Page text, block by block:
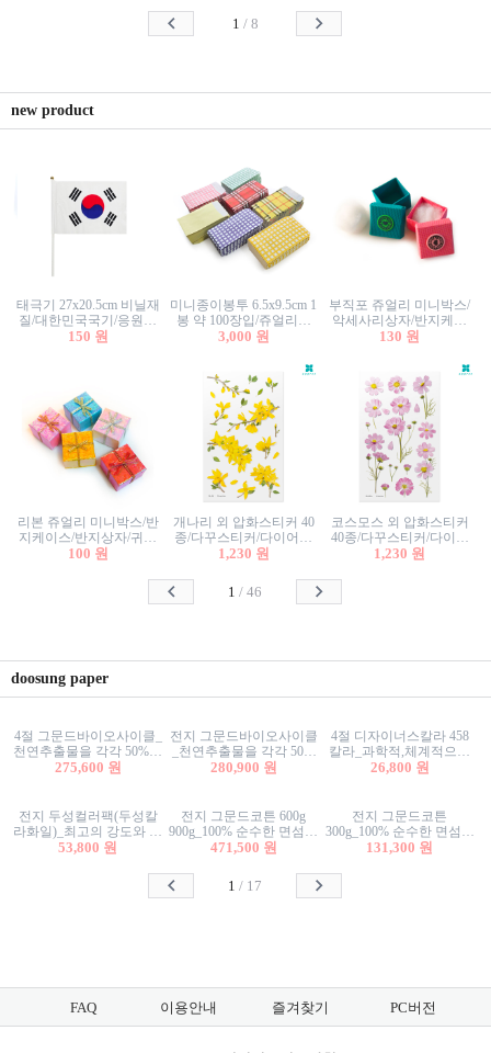
1 / 8
new product
태극기 27x20.5cm 비닐재
질/대한민국국기/응원깃
발/행사깃발
150 원
미니종이봉투 6.5x9.5cm 1
봉 약 100장입/쥬얼리봉
투/증명사진봉투/악세사
3,000 원
부직포 쥬얼리 미니박스/
악세사리상자/반지케이
스/반지상자/귀걸이상자/
130 원
리본 쥬얼리 미니박스/반
지케이스/반지상자/귀걸
이상자/귀걸이박스/악세
100 원
개나리 외 압화스티커 40
종/다꾸스티커/다이어리
꾸미기/꽃스티커/자연물
1,230 원
코스모스 외 압화스티커
40종/다꾸스티커/다이어
리꾸미기/꽃스티커/자연
1,230 원
1 /46
doosung paper
4절 그문드바이오사이클_
천연추출물을 각각 50%이
상 함유한 친환경그래픽
275,600 원
전지 그문드바이오사이클
_천연추출물을 각각 50%
이상 함유한 친환경그래
280,900 원
4절 디자이너스칼라 458
칼라_과학적,체계적으로
분류된 200색을 갖춘 색지
26,800 원
전지 두성컬러팩(두성칼
라화일)_최고의 강도와 평
활성을 지닌 다양한 컬러
53,800 원
전지 그문드코튼 600g
900g_100% 순수한 면섬유
로 만든 친환경프리미엄
471,500 원
전지 그문드코튼
300g_100% 순수한 면섬유
로 만든 친환경프리미엄
131,300 원
1 / 17
FAQ 이용안내 즐겨찾기 PC버전